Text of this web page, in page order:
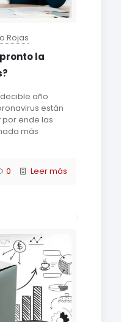
Rojas
la
año
están
ende las
más
0 Leer más